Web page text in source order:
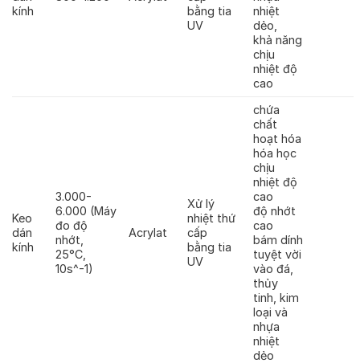
kính
bằng tia
UV
nhiệt
dẻo,
khả năng
chịu
nhiệt độ
cao
Keo
dán
kính
3.000-
6.000 (Máy
đo độ
nhớt,
25°C,
10s^-1)
Acrylat
Xử lý
nhiệt thứ
cấp
bằng tia
UV
chứa
chất
hoạt hóa
hóa học
chịu
nhiệt độ
cao
độ nhớt
cao
bám dính
tuyệt vời
vào đá,
thủy
tinh, kim
loại và
nhựa
nhiệt
dẻo